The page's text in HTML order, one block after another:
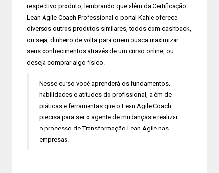
respectivo produto, lembrando que além da Certificação
Lean Agile Coach Professional o portal Kahle oferece
diversos outros produtos similares, todos com cashback,
ou seja, dinheiro de volta para quem busca maximizar
seus conhecimentos através de um curso online, ou
deseja comprar algo físico.
Nesse curso você aprenderá os fundamentos,
habilidades e atitudes do profissional, além de
práticas e ferramentas que o Lean Agile Coach
precisa para ser o agente de mudanças e realizar
o processo de Transformação Lean Agile nas
empresas.